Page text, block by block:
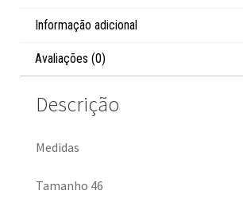
Informação adicional
Avaliações (0)
Descrição
Medidas
Tamanho 46